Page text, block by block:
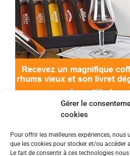
Gérer le
cookies
Pour offrir les meilleures expériences,
que les cookies pour stocker et/ou accéder
Le fait de consentir à ces technologies
© 2022 Meilleur-rhum.net -